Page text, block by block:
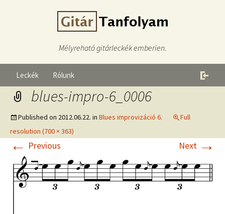
Mélyreható gitárleckék emberien.
Leckék Rólunk
blues-impro-6_0006
Published on 2012.06.22. in Blues improvizáció 6.
Full
resolution (700 × 363)
← Previous Next →